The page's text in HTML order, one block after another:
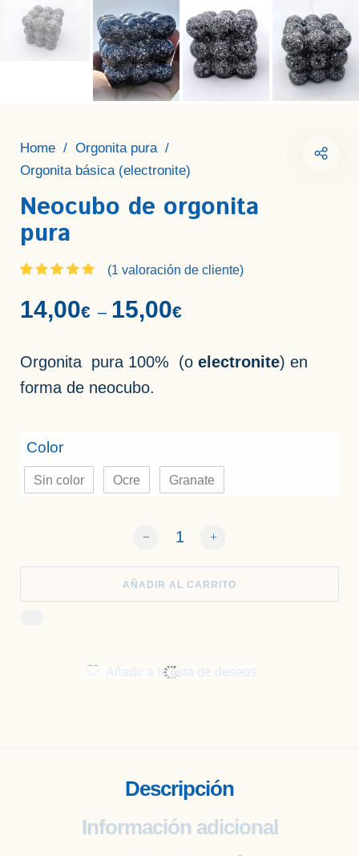
Home / Orgonita pura /
Orgonita básica (electronite)
Neocubo de orgonita
pura
5.00
sobre 5
(1 valoración de cliente)
14,00€ – 15,00€
Orgonita pura 100% (o electronite) en
forma de neocubo.
Color
Sin color Ocre Granate
Neocubo de orgonita pura cantidad
AÑADIR AL CARRITO
Añadir a la lista de deseos
Descripción
Información adicional